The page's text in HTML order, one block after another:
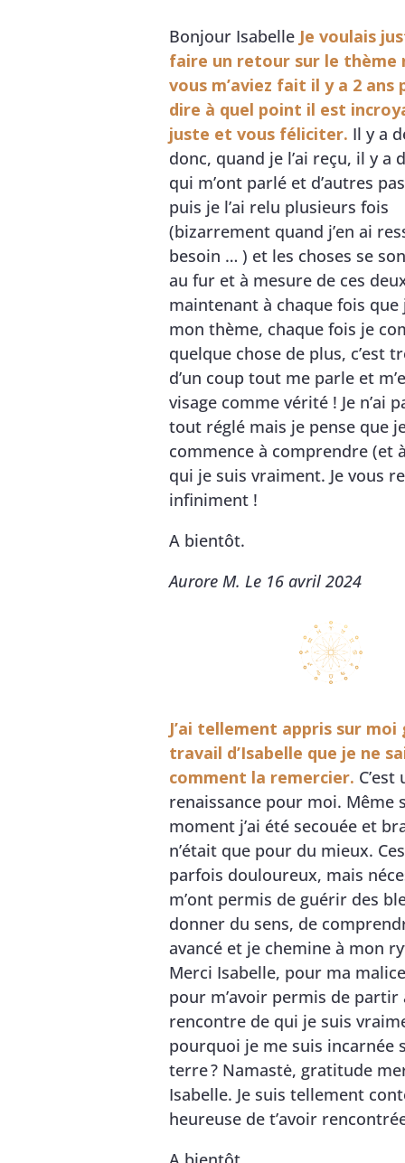
Bonjour Isabelle Je voulais
faire un retour sur le thème
vous m’aviez fait il y a 2 ans
dire à quel point il est
juste et vous féliciter. Il y a
donc, quand je l’ai reçu, il y a
qui m’ont parlé et d’autres
puis je l’ai relu plusieurs fois
(bizarrement quand j’en ai
besoin … ) et les choses se
au fur et à mesure de ces
maintenant à chaque fois que
mon thème, chaque fois je
quelque chose de plus, c’est
d’un coup tout me parle et
visage comme vérité ! Je n’ai
tout réglé mais je pense que
commence à comprendre (et
qui je suis vraiment. Je vous
infiniment !
A bientôt.
Aurore M. Le 16 avril 2024
J’ai tellement appris sur moi
travail d’Isabelle que je ne
comment la remercier. C’est
renaissance pour moi. Même
moment j’ai été secouée et
n’était que pour du mieux.
parfois douloureux, mais
m’ont permis de guérir des
donner du sens, de
avancé et je chemine à mon
Merci Isabelle, pour ma
pour m’avoir permis de partir
rencontre de qui je suis
pourquoi je me suis incarnée
terre ? Namastė, gratitude
Isabelle. Je suis tellement
heureuse de t’avoir